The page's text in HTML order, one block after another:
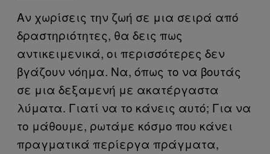
Αν χωρίσεις την ζωή σε μια σειρά από
δραστηριότητες, θα δεις πως
αντικειμενικά, οι περισσότερες δεν
βγάζουν νόημα. Να, όπως το να βουτάς
σε μια δεξαμενή με ακατέργαστα
λύματα. Γιατί να το κάνεις αυτό; Για να
το μάθουμε, ρωτάμε κόσμο που κάνει
πραγματικά περίεργα πράγματα,